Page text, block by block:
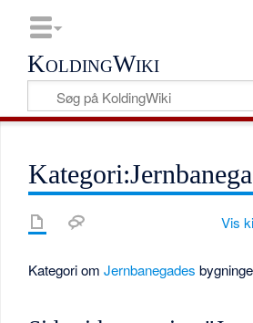
KoldingWiki
Vis
Kategori omJernbanegades